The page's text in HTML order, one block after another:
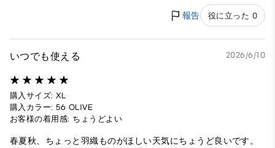
報告 役に立った 0
いつでも使える 2026/6/10
購入サイズ: XL
購入カラー: 56 OLIVE
お客様の着用感: ちょうどよい
春夏秋、ちょっと羽織ものがほしい天気にちょうど良いです。